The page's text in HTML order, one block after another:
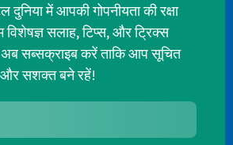
में आपकी गोपनीयता की रक्षा
विशेषज्ञ सलाह, टिप्स, और ट्रिक्स
सब्सक्राइब करें ताकि आप सूचित
और सशक्त बने रहें!